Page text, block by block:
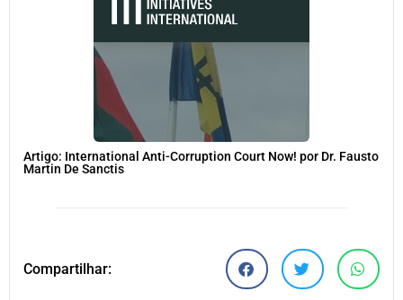
Artigo: International Anti-Corruption Court Now! por Dr. Fausto
Martin De Sanctis
Compartilhar: